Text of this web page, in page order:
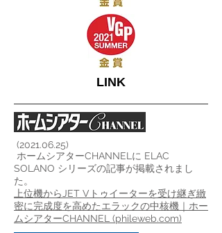
LINK
(2021.06.25)
ホームシアターCHANNELに ELAC
SOLANO シリーズの記事が掲載されまし
た。
上位機からJET Vトゥイーターを受け継ぎ緻
密に完成度を高めたエラックの中核機｜ホー
ムシアターCHANNEL (phileweb.com)